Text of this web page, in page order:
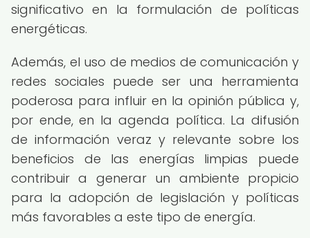
significativo en la formulación de políticas
energéticas.
Además, el uso de medios de comunicación y
redes sociales puede ser una herramienta
poderosa para influir en la opinión pública y,
por ende, en la agenda política. La difusión
de información veraz y relevante sobre los
beneficios de las energías limpias puede
contribuir a generar un ambiente propicio
para la adopción de legislación y políticas
más favorables a este tipo de energía.